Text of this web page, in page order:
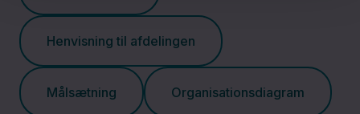
Henvisning til afdelingen
Målsætning Organisationsdiagram